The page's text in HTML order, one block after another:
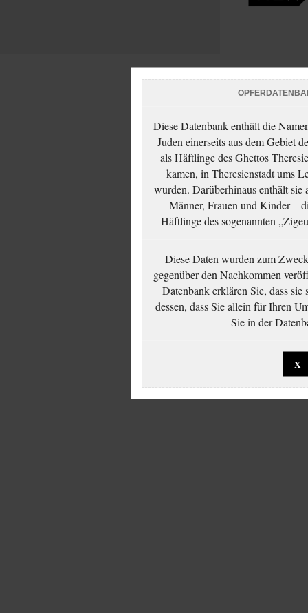
Diese Datenbank enthält die
Juden einerseits aus dem Gebiet
als Häftlinge des Ghettos
kamen, in Theresienstadt ums
wurden. Darüberhinaus enthält
Männer, Frauen und Kinder –
Häftlinge des sogenannten
Diese Daten wurden zum
gegenüber den Nachkommen
Datenbank erklären Sie, dass sie
dessen, dass Sie allein für Ihren
Sie in der
X